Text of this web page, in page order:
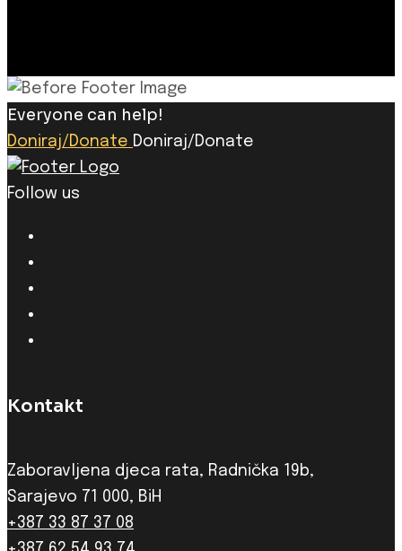
Everyone can help!
Doniraj/Donate Doniraj/Donate
Follow us
Kontakt
Zaboravljena djeca rata, Radnička 19b,
Sarajevo 71 000, BiH
+387 33 87 37 08